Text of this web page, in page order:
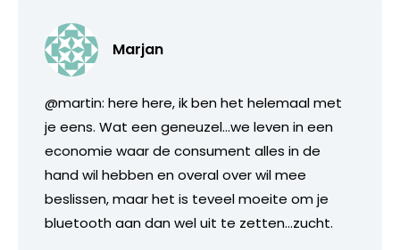
Marjan
@martin: here here, ik ben het helemaal met
je eens. Wat een geneuzel…we leven in een
economie waar de consument alles in de
hand wil hebben en overal over wil mee
beslissen, maar het is teveel moeite om je
bluetooth aan dan wel uit te zetten…zucht.